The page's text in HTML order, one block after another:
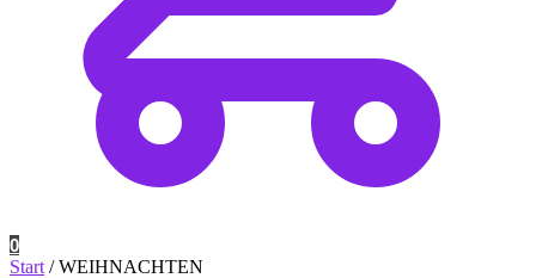
0
Start /WEIHNACHTEN